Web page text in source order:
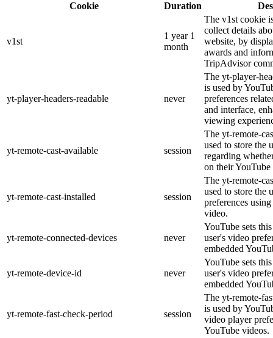
Cookie
Duration
v1st
1 year 1
month
The v1st cookie
collect details
website, by
awards and
TripAdvisor
yt-player-headers-readable never
The yt-player-
is used by
preferences
and interface,
viewing
yt-remote-cast-available session
The yt-remote-
used to store the
regarding
on their
yt-remote-cast-installed session
The yt-remote-
used to store the
preferences
video.
yt-remote-connected-devices never
YouTube sets
user's video
embedded
yt-remote-device-id never
YouTube sets
user's video
embedded
yt-remote-fast-check-period session
The yt-remote-
is used by
video player
YouTube videos.